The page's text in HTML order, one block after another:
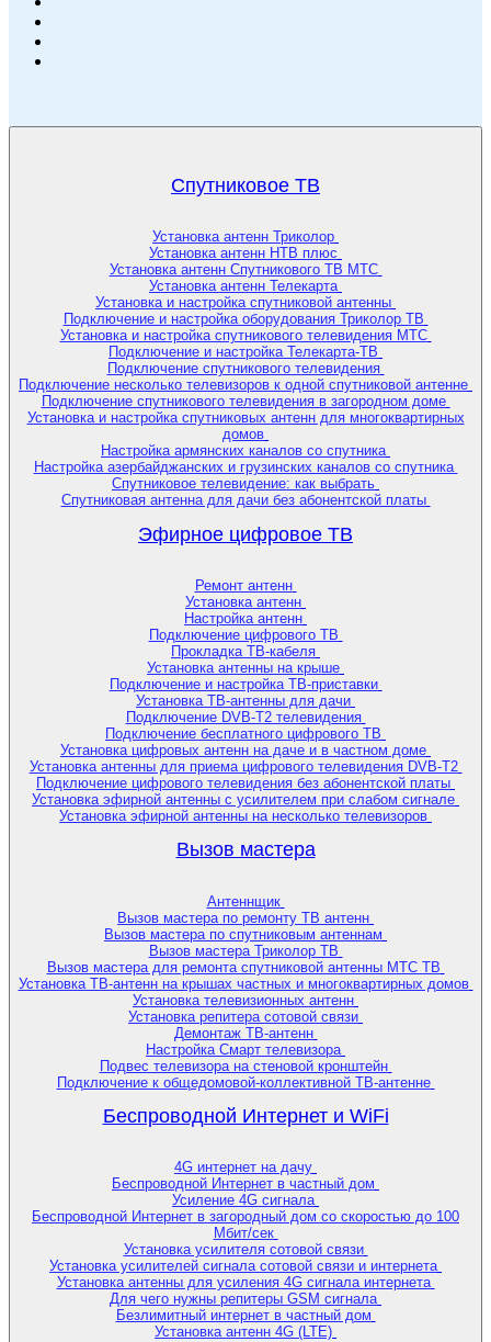
Спутниковое ТВ
Установка антенн Триколор
Установка антенн НТВ плюс
Установка антенн Спутникового ТВ МТС
Установка антенн Телекарта
Установка и настройка спутниковой антенны
Подключение и настройка оборудования Триколор ТВ
Установка и настройка спутникового телевидения МТС
Подключение и настройка Телекарта-ТВ
Подключение спутникового телевидения
Подключение несколько телевизоров к одной спутниковой антенне
Подключение спутникового телевидения в загородном доме
Установка и настройка спутниковых антенн для многоквартирных
домов
Настройка армянских каналов со спутника
Настройка азербайджанских и грузинских каналов со спутника
Спутниковое телевидение: как выбрать
Спутниковая антенна для дачи без абонентской платы
Эфирное цифровое ТВ
Ремонт антенн
Установка антенн
Настройка антенн
Подключение цифрового ТВ
Прокладка ТВ-кабеля
Установка антенны на крыше
Подключение и настройка ТВ-приставки
Установка ТВ-антенны для дачи
Подключение DVB-T2 телевидения
Подключение бесплатного цифрового ТВ
Установка цифровых антенн на даче и в частном доме
Установка антенны для приема цифрового телевидения DVB-T2
Подключение цифрового телевидения без абонентской платы
Установка эфирной антенны с усилителем при слабом сигнале
Установка эфирной антенны на несколько телевизоров
Вызов мастера
Антеннщик
Вызов мастера по ремонту ТВ антенн
Вызов мастера по спутниковым антеннам
Вызов мастера Триколор ТВ
Вызов мастера для ремонта спутниковой антенны МТС ТВ
Установка ТВ-антенн на крышах частных и многоквартирных домов
Установка телевизионных антенн
Установка репитера сотовой связи
Демонтаж ТВ-антенн
Настройка Смарт телевизора
Подвес телевизора на стеновой кронштейн
Подключение к общедомовой-коллективной ТВ-антенне
Беспроводной Интернет и WiFi
4G интернет на дачу
Беспроводной Интернет в частный дом
Усиление 4G сигнала
Беспроводной Интернет в загородный дом со скоростью до 100
Мбит/сек
Установка усилителя сотовой связи
Установка усилителей сигнала сотовой связи и интернета
Установка антенны для усиления 4G сигнала интернета
Для чего нужны репитеры GSM сигнала
Безлимитный интернет в частный дом
Установка антенн 4G (LTE)